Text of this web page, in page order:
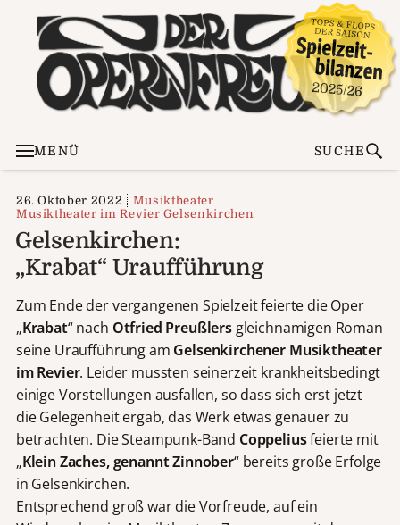
MENÜ SUCHE
26. Oktober 2022
Musiktheater
Musiktheater im Revier Gelsenkirchen
Gelsenkirchen:
„Krabat“ Uraufführung
Zum Ende der vergangenen Spielzeit feierte die Oper
„Krabat“ nach Otfried Preußlersgleichnamigen Roman
seine Uraufführung am Gelsenkirchener Musiktheater
im Revier. Leider mussten seinerzeit krankheitsbedingt
einige Vorstellungen ausfallen, so dass sich erst jetzt
die Gelegenheit ergab, das Werk etwas genauer zu
betrachten. Die Steampunk-Band Coppeliusfeierte mit
„Klein Zaches, genannt Zinnober“ bereits große Erfolge
in Gelsenkirchen.
Entsprechend groß war die Vorfreude, auf ein